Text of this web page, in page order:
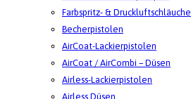
Farbspritz- & Druckluftschläuche
Becherpistolen
AirCoat-Lackierpistolen
AirCoat / AirCombi – Düsen
Airless-Lackierpistolen
Airless Düsen